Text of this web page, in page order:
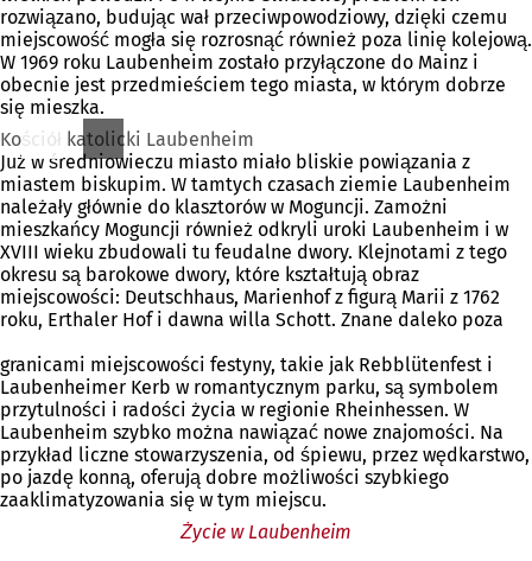
rozwiązano, budując wał przeciwpowodziowy, dzięki czemu
miejscowość mogła się rozrosnąć również poza linię kolejową.
W 1969 roku Laubenheim zostało przyłączone do Mainz i
obecnie jest przedmieściem tego miasta, w którym dobrze
się mieszka.
Kościół katolicki Laubenheim
Już w średniowieczu miasto miało bliskie powiązania z
miastem biskupim. W tamtych czasach ziemie Laubenheim
należały głównie do klasztorów w Moguncji. Zamożni
mieszkańcy Moguncji również odkryli uroki Laubenheim i w
XVIII wieku zbudowali tu feudalne dwory. Klejnotami z tego
okresu są barokowe dwory, które kształtują obraz
miejscowości: Deutschhaus, Marienhof z figurą Marii z 1762
roku, Erthaler Hof i dawna willa Schott. Znane daleko poza
granicami miejscowości festyny, takie jak Rebblütenfest i
Laubenheimer Kerb w romantycznym parku, są symbolem
przytulności i radości życia w regionie Rheinhessen. W
Laubenheim szybko można nawiązać nowe znajomości. Na
przykład liczne stowarzyszenia, od śpiewu, przez wędkarstwo,
po jazdę konną, oferują dobre możliwości szybkiego
zaaklimatyzowania się w tym miejscu.
Życie w Laubenheim